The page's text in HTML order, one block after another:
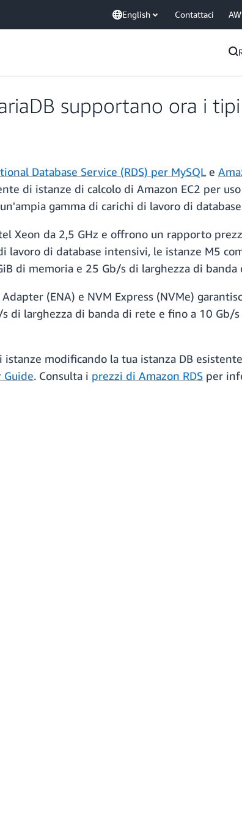
English Contattaci
supportano ora i
Database Service (RDS) per MySQLe
di istanze di calcolo di Amazon EC2 per
gamma di carichi di lavoro di
Xeon da 2,5 GHz e offrono un rapporto
lavoro di database intensivi, le istanze M5
di memoria e 25 Gb/s di larghezza di banda
(ENA) e NVM Express (NVMe)
di larghezza di banda di rete e fino a 10 Gb/
modificando la tua istanza DB
Guide. Consulta i prezzi di Amazon RDS per